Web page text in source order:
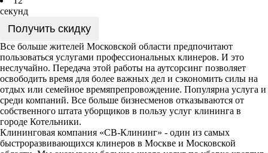
секунд
Получить скидку
Все больше жителей Московской области предпочитают
пользоваться услугами профессиональных клинеров. И это
неслучайно. Передача этой работы на аутсорсинг позволяет
освободить время для более важных дел и сэкономить силы на
отдых или семейное времяпрепровождение. Популярна услуга и
среди компаний. Все больше бизнесменов отказываются от
собственного штата уборщиков в пользу услуг клининга в
городе Котельники.
Клининговая компания «СВ-Клининг» - один из самых
быстроразвивающихся клинеров в Москве и Московской